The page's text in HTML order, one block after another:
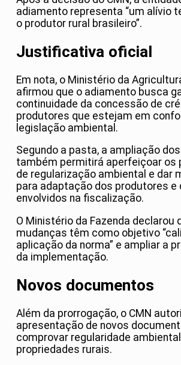
adiamento representa “um alívio
o produtor rural brasileiro”.
Justificativa oficial
Em nota, o Ministério da
afirmou que o adiamento busca
continuidade da concessão de
produtores que estejam em
legislação ambiental.
Segundo a pasta, a ampliação
também permitirá aperfeiçoar os
de regularização ambiental e dar
para adaptação dos produtores e
envolvidos na fiscalização.
O Ministério da Fazenda declarou
mudanças têm como objetivo
aplicação da norma” e ampliar a
da implementação.
Novos documentos
Além da prorrogação, o CMN
apresentação de novos
comprovar regularidade
propriedades rurais.